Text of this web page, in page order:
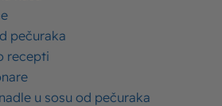
pečuraka
recepti
u sosu od pečuraka